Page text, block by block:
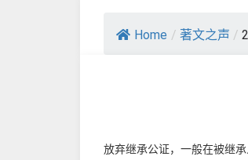
Home / 著文之声 /
放弃继承公证，一般在被继